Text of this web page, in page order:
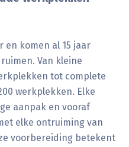
en komen al 15 jaar
Van kleine
tot complete
werkplekken. Elke
aanpak en vooraf
elke ontruiming van
voorbereiding betekent